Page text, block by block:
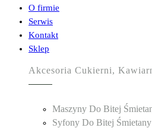
O firmie
Serwis
Kontakt
Sklep
Akcesoria Cukierni,
Maszyny Do Bitej
Syfony Do Bitej Śmietany